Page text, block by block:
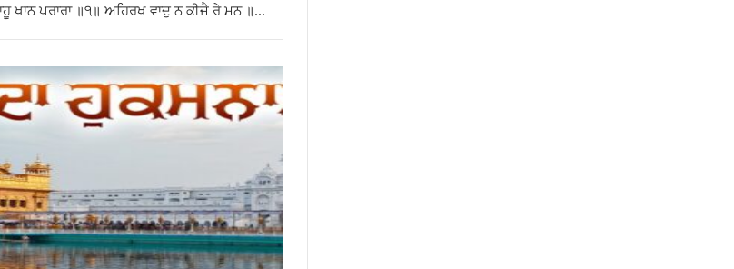
ਖਾਨ ਪਰਾਰਾ ॥੧॥ ਅਹਿਰਖ ਵਾਦੁ ਨ ਕੀਜੈ ਰੇ ਮਨ ॥...